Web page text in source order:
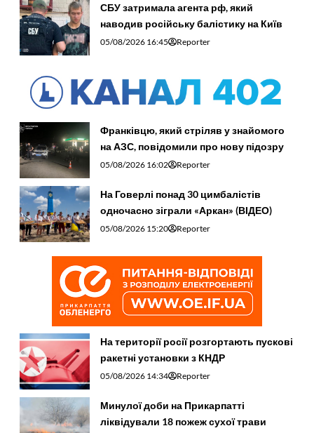
СБУ затримала агента рф, який
наводив російську балістику на Київ
05/08/2026 16:45 Reporter
Франківцю, який стріляв у знайомого
на АЗС, повідомили про нову підозру
05/08/2026 16:02 Reporter
На Говерлі понад 30 цимбалістів
одночасно зіграли «Аркан» (ВІДЕО)
05/08/2026 15:20 Reporter
На території росії розгортають пускові
ракетні установки з КНДР
05/08/2026 14:34 Reporter
Минулої доби на Прикарпатті
ліквідували 18 пожеж сухої трави